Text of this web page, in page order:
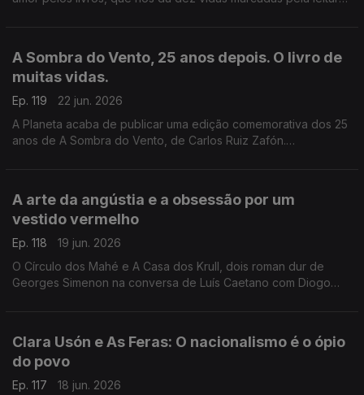
Caetano, fala-se também do Festival Babell, que começa esta
quarta-feita no Porto, o maior investimento de sempre no
nosso país num evento literário, iniciativa da Livraria Lello.
A Sombra do Vento, 25 anos depois. O livro de
muitas vidas.
Ep. 119
22 jun. 2026
A Planeta acaba de publicar uma edição comemorativa dos 25
anos de A Sombra do Vento, de Carlos Ruiz Zafón.
das Ciências, em Lisboa.
A arte da angústia e a obsessão por um
vestido vermelho
Ep. 118
19 jun. 2026
O Círculo dos Mahé e A Casa dos Krull, dois roman dur de
Georges Simenon na conversa de Luís Caetano com Diogo
Clara Usón e As Feras: O nacionalismo é o ópio
do povo
Ep. 117
18 jun. 2026